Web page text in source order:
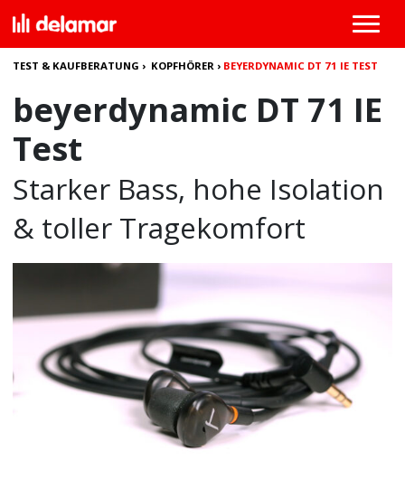
TEST & KAUFBERATUNG › KOPFHÖRER › BEYERDYNAMIC DT 71 IE TEST
beyerdynamic DT 71 IE
Test
Starker Bass, hohe Isolation
& toller Tragekomfort